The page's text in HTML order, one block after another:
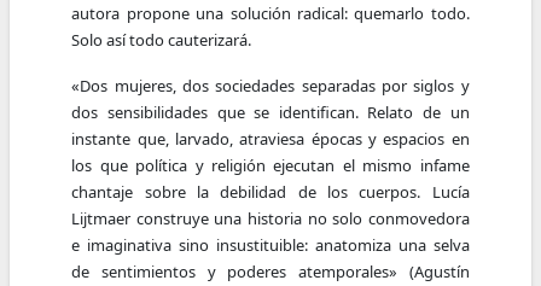
autora propone una solución radical: quemarlo todo.
Solo así todo cauterizará.
«Dos mujeres, dos sociedades separadas por siglos y
dos sensibilidades que se identifican. Relato de un
instante que, larvado, atraviesa épocas y espacios en
los que política y religión ejecutan el mismo infame
chantaje sobre la debilidad de los cuerpos. Lucía
Lijtmaer construye una historia no solo conmovedora
e imaginativa sino insustituible: anatomiza una selva
de sentimientos y poderes atemporales» (Agustín